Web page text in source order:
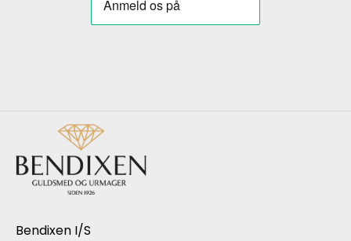
Bendixen I/S